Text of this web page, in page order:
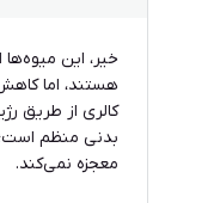
خیر، این
هستند، اما
کالری از طریق
بدنی منظم
معجزه نمی‌کند.